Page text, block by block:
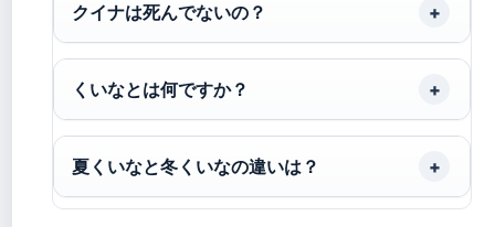
クイナは死んでないの？
くいなとは何ですか？
夏くいなと冬くいなの違いは？